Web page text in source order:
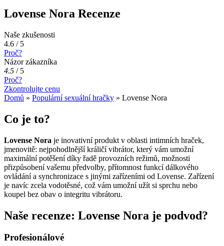
Lovense Nora Recenze
Naše zkušenosti
4.6 / 5
Proč?
Názor zákazníka
4.5 / 5
Proč?
Zkontrolujte cenu
Domů » Populární sexuální hračky » Lovense Nora
Co je to?
Lovense Nora je inovativní produkt v oblasti intimních hraček,
jmenovitě: nejpohodlnější králičí vibrátor, který vám umožní
maximální potěšení díky řadě provozních režimů, možnosti
přizpůsobení vašemu předvolby, přítomnost funkcí dálkového
ovládání a synchronizace s jinými zařízeními od Lovense. Zařízení
je navíc zcela vodotěsné, což vám umožní užít si sprchu nebo
koupel bez obav o integritu vibrátoru.
Naše recenze: Lovense Nora je podvod?
Profesionálové